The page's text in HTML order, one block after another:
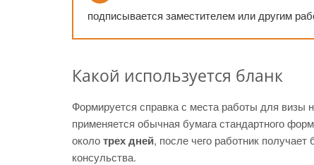
подписывается заместителем или другим
Какой используется бланк
Формируется справка с места работы для визы
применяется обычная бумага стандартного
околотрех дней, после чего работник
консульства.